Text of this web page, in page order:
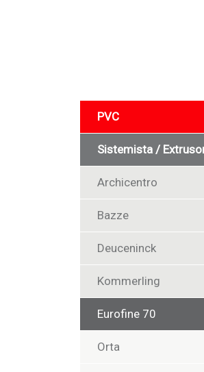
PVC
Sistemista /
Archicentro
Bazze
Deuceninck
Kommerling
Eurofine 70
Orta